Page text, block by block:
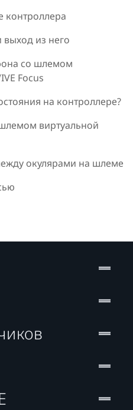
контроллера
из него
со шлемом
Focus
на контроллере?
виртуальной
окулярами на шлеме